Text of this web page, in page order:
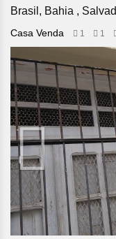
Brasil, Bahia ,
Casa Venda 1 1